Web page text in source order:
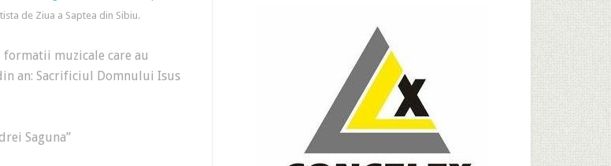
de Ziua a Saptea din Sibiu.
muzicale care au
an: Sacrificiul Domnului Isus
Saguna”